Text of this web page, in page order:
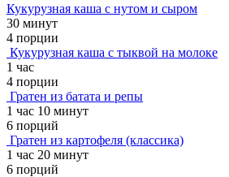
Кукурузная каша с нутом и сыром
30 минут
4 порции
Кукурузная каша с тыквой на молоке
1 час
4 порции
Гратен из батата и репы
1 час 10 минут
6 порций
Гратен из картофеля (классика)
1 час 20 минут
6 порций